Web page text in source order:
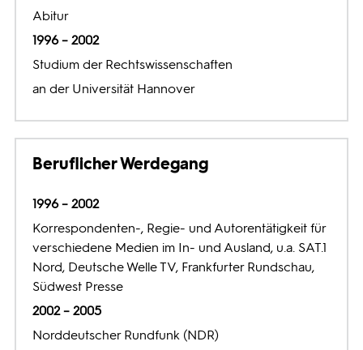
Programmwochen
Abitur
1996 – 2002
Studium der Rechtswissenschaften
an der Universität Hannover
Beruflicher Werdegang
1996 – 2002
Korrespondenten-, Regie- und Autorentätigkeit für
verschiedene Medien im In- und Ausland, u.a. SAT.1
Nord, Deutsche Welle TV, Frankfurter Rundschau,
Südwest Presse
2002 – 2005
Norddeutscher Rundfunk (NDR)